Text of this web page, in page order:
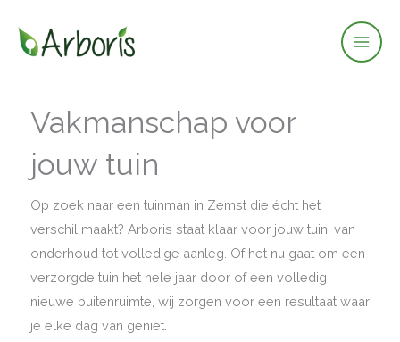
naar
Vakmanschap voor
jouw tuin
Op zoek naar een tuinman in Zemst die écht het
verschil maakt? Arboris staat klaar voor jouw tuin, van
onderhoud tot volledige aanleg. Of het nu gaat om een
verzorgde tuin het hele jaar door of een volledig
nieuwe buitenruimte, wij zorgen voor een resultaat waar
je elke dag van geniet.